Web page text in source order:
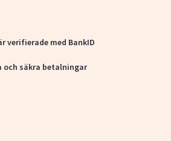
verifierade med BankID
och säkra betalningar